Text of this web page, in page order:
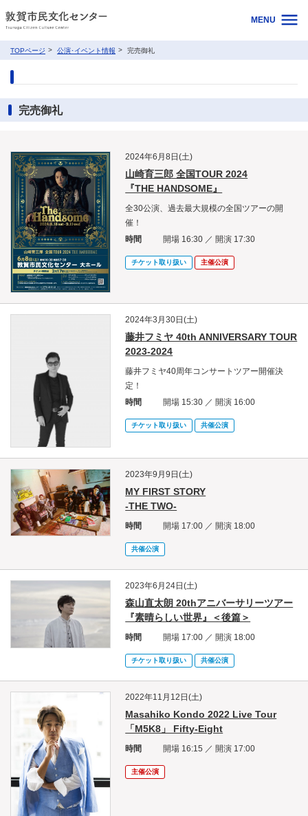
MENU
TOPページ 公演･イベント情報 完売御礼
完売御礼
2024年6月8日(土)
山崎育三郎 全国TOUR 2024
『THE HANDSOME』
全30公演、過去最大規模の全国ツアーの開
催！
時間
開場 16:30 ／ 開演 17:30
チケット取り扱い 主催公演
2024年3月30日(土)
藤井フミヤ 40th ANNIVERSARY TOUR
2023-2024
藤井フミヤ40周年コンサートツアー開催決
定！
時間
開場 15:30 ／ 開演 16:00
チケット取り扱い 共催公演
2023年9月9日(土)
MY FIRST STORY
-THE TWO-
時間 開場 17:00 ／ 開演 18:00
共催公演
2023年6月24日(土)
森山直太朗 20thアニバーサリーツアー
『素晴らしい世界』＜後篇＞
時間 開場 17:00 ／ 開演 18:00
チケット取り扱い 共催公演
2022年11月12日(土)
Masahiko Kondo 2022 Live Tour
「M5K8」 Fifty-Eight
時間 開場 16:15 ／ 開演 17:00
主催公演